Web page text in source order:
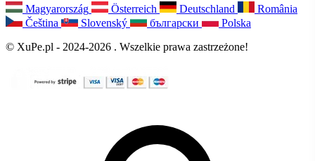
Magyarország Österreich Deutschland
România
Čeština
Slovenský български
Polska
© XuPe.pl - 2024-2026 . Wszelkie prawa zastrzeżone!